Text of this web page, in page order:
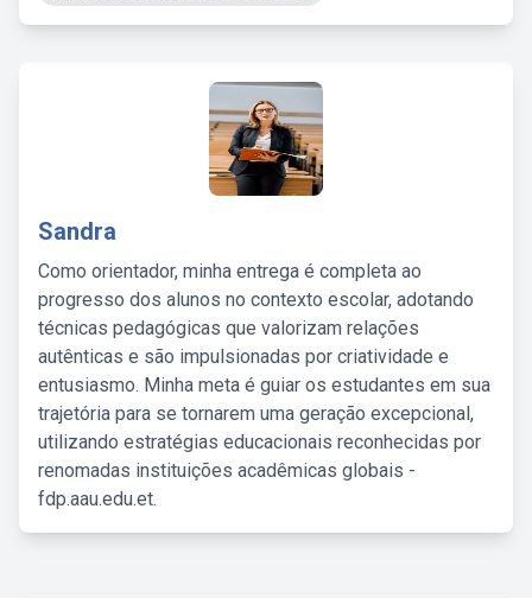
Sandra
Como orientador, minha entrega é completa ao
progresso dos alunos no contexto escolar, adotando
técnicas pedagógicas que valorizam relações
autênticas e são impulsionadas por criatividade e
entusiasmo. Minha meta é guiar os estudantes em sua
trajetória para se tornarem uma geração excepcional,
utilizando estratégias educacionais reconhecidas por
renomadas instituições acadêmicas globais -
fdp.aau.edu.et.